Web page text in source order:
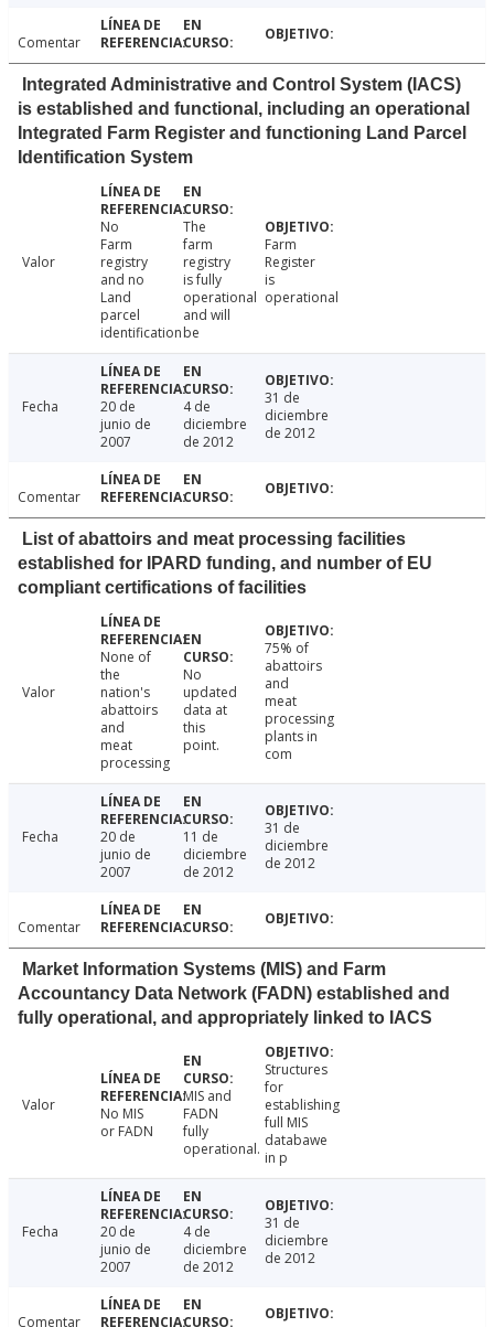
Comentar
Integrated Administrative and Control System (IACS)
is established and functional, including an operational
Integrated Farm Register and functioning Land Parcel
Identification System
Valor
No
Farm
registry
and no
Land
parcel
identification
The
farm
registry
is fully
operational
and will
be
Farm
Register
is
operational
Fecha
20 de
junio de
2007
4 de
diciembre
de 2012
31 de
diciembre
de 2012
Comentar
List of abattoirs and meat processing facilities
established for IPARD funding, and number of EU
compliant certifications of facilities
Valor
None of
the
nation's
abattoirs
and
meat
processing
No
updated
data at
this
point.
75% of
abattoirs
and
meat
processing
plants in
com
Fecha
20 de
junio de
2007
11 de
diciembre
de 2012
31 de
diciembre
de 2012
Comentar
Market Information Systems (MIS) and Farm
Accountancy Data Network (FADN) established and
fully operational, and appropriately linked to IACS
Valor
No MIS
or FADN
MIS and
FADN
fully
operational.
Structures
for
establishing
full MIS
databawe
in p
Fecha
20 de
junio de
2007
4 de
diciembre
de 2012
31 de
diciembre
de 2012
Comentar